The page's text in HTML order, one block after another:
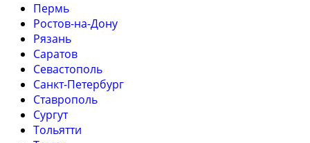
Пермь
Ростов-на-Дону
Рязань
Саратов
Севастополь
Санкт-Петербург
Ставрополь
Сургут
Тольятти